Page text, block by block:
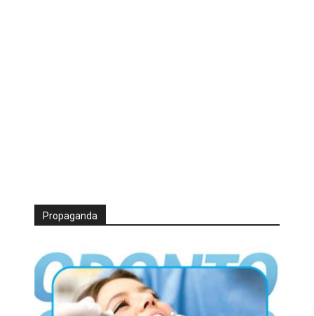
Propaganda